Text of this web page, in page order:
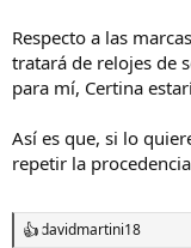
Respecto a las
tratará de relojes de
para mí, Certina
Así es que, si lo
repetir la
R
davidmartini18